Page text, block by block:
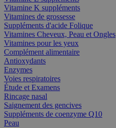
Vitamine K suppléments
Vitamines de grossesse
Suppléments d'acide Folique
Vitamines Cheveux, Peau et Ongles
Vitamines pour les yeux
Complément alimentaire
Antioxydants
Enzymes
Voies respiratoires
Étude et Examens
Rincage nasal
Saignement des gencives
Suppléments de coenzyme Q10
Peau